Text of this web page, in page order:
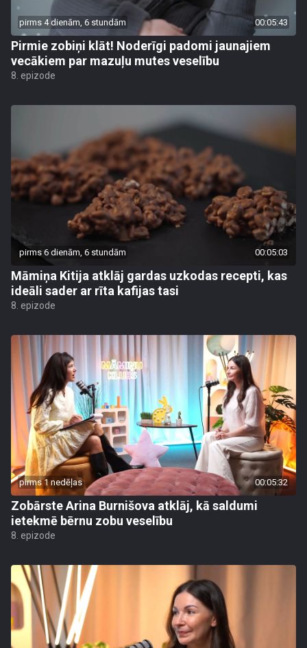
pirms 4 dienām, 6 stundām 00:05:43
Pirmie zobiņi klāt! Noderīgi padomi jaunajiem
vecākiem par mazuļu mutes veselību
8. epizode
pirms 6 dienām, 6 stundām 00:05:03
Māmiņa Kitija atklāj gardas uzkodas recepti, kas
ideāli sader ar rīta kafijas tasi
8. epizode
pirms 1 nedēļas 00:05:32
Zobārste Arina Burnišova atklāj, kā saldumi
ietekmē bērnu zobu veselību
8. epizode